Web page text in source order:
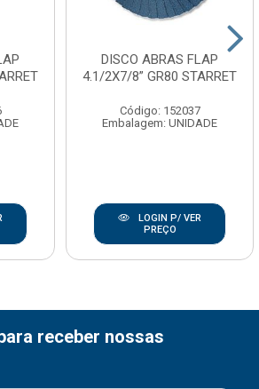
DISCO ABRAS FLAP
4.1/2X7/8” GR80 STARRET
Código: 152037
Embalagem: UNIDADE
LOGIN P/ VER
PREÇO
receber nossas